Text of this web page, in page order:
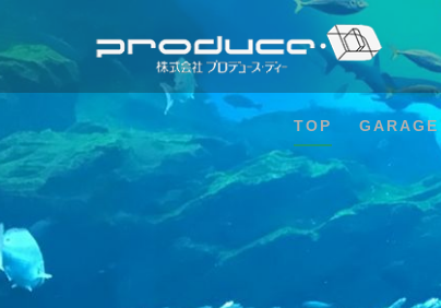
テ
ン
へ
ス
キ
プ
TOP